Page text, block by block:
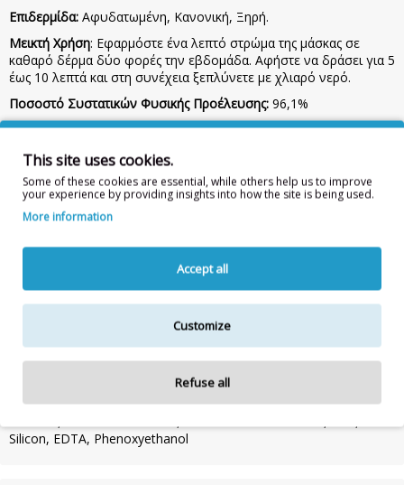
Επιδερμίδα: Αφυδατωμένη, Κανονική, Ξηρή.
Μεικτή Χρήση: Εφαρμόστε ένα λεπτό στρώμα της μάσκας σε
καθαρό δέρμα δύο φορές την εβδομάδα. Αφήστε να δράσει για 5
έως 10 λεπτά και στη συνέχεια ξεπλύνετε με χλιαρό νερό.
Ποσοστό Συστατικών Φυσικής Προέλευσης: 96,1%
Συστατικά:AQUA, GLYCERIN, VITIS VINIFERA SEED OIL,
DULCIS (SWEET ALMOND) OIL, POLYGLYCERYL-2- STEARATE,
CAPRYLIC/CAPRIC TRIGLYCERIDE, SODIUM HYALURONATE,
SODIUM ACETYLATED HYALURONATE, POLYGONUM
CUSPIDATUM ROOT EXTRACT, SODIUM HYALURONATE
POWDER, TREHALOSE, THYMUS CITRIODORUS FLOWER/LEAF
EXTRACT, SORBITAN CAPRYLATE, SORBITAN OLIVATE,
STEARYL ALCOHOL, PARFUM, SODIUM PCA, BENZYL ALCOHOL,
UREA, MICROCRYSTALLINE CELLULOSE, PROPANEDIOL,
SODIUM POLYACRYLATE, XANTHAN GUM, MYRISTYL ALCOHOL,
PCA, TOCOPHERYL ACETATE, CETEARYL OLIVATE,
HYDROLYZED SODIUM HYALURONATE, GLYCERYL STEARATE,
CARBOXYMETHYLCELLULOSE, POLYQUATERNIUM-51, SODIUM
PHYTATE, CITRIC ACID, SODIUM HYDROXIDE, PENTYLENE
Silicon, EDTA, Phenoxyethanol
This site uses cookies.
Some of these cookies are essential, while others help us to improve
your experience by providing insights into how the site is being used.
More information
Accept all
Customize
Refuse all